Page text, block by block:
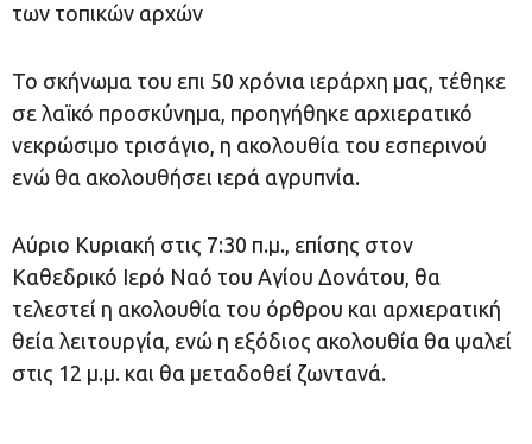
των τοπικών αρχών
Το σκήνωμα του επι 50 χρόνια ιεράρχη μας, τέθηκε
σε λαϊκό προσκύνημα, προηγήθηκε αρχιερατικό
νεκρώσιμο τρισάγιο, η ακολουθία του εσπερινού
ενώ θα ακολουθήσει ιερά αγρυπνία.
Αύριο Κυριακή στις 7:30 π.μ., επίσης στον
Καθεδρικό Ιερό Ναό του Αγίου Δονάτου, θα
τελεστεί η ακολουθία του όρθρου και αρχιερατική
θεία λειτουργία, ενώ η εξόδιος ακολουθία θα ψαλεί
στις 12 μ.μ. και θα μεταδοθεί ζωντανά.